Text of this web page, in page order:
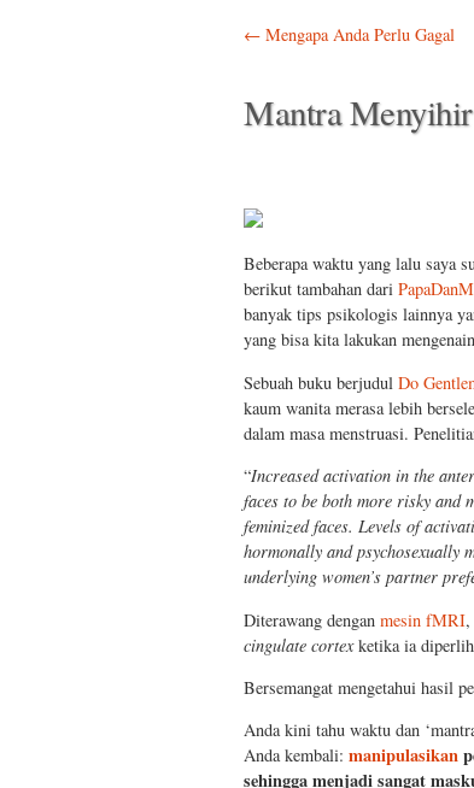
Post navigation
← Mengapa Anda Perlu Gagal
Mantra
Beberapa waktu yang lalu saya
berikut tambahan dari
banyak tips psikologis lainnya
yang bisa kita lakukan
Sebuah buku berjudul Do
kaum wanita merasa lebih
dalam masa menstruasi.
“Increased activation in the
faces to be both more risky and
feminized faces. Levels of
hormonally and psychosexually
underlying women’s partner
Diterawang dengan mesin fMRI
cingulate cortexketika ia
Bersemangat mengetahui hasil
Anda kini tahu waktu dan
Anda kembali: manipulasikan
sehingga menjadi sangat